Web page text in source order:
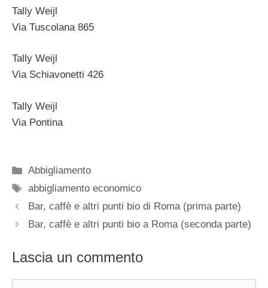
Tally Weijl
Via Tuscolana 865
Tally Weijl
Via Schiavonetti 426
Tally Weijl
Via Pontina
Categorie
Abbigliamento
Tag
abbigliamento economico
Bar, caffè e altri punti bio di Roma (prima parte)
Bar, caffè e altri punti bio a Roma (seconda parte)
Lascia un commento